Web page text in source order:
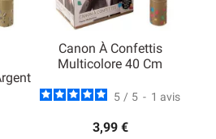
Canon À Confettis
Multicolore 40 Cm
5 / 5 - 1 avis
3,99 €